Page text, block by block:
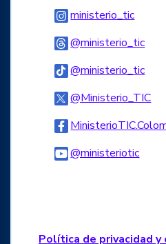
ministerio_ticLogo
@ministerio_tic
@ministerio_tic
@Ministerio_TIC
@ministerioticLogo
Política de privacidad y